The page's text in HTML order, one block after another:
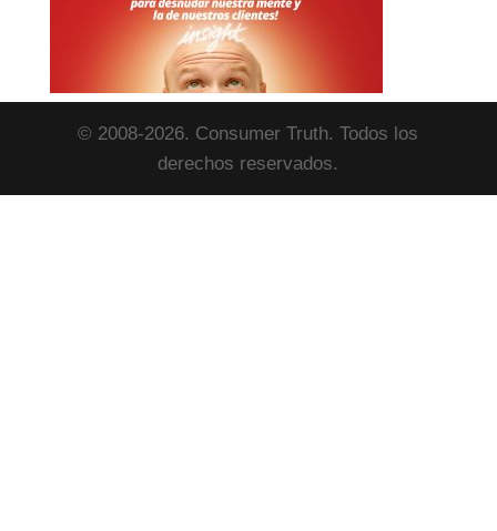
© 2008-2026. Consumer Truth. Todos los
derechos reservados.